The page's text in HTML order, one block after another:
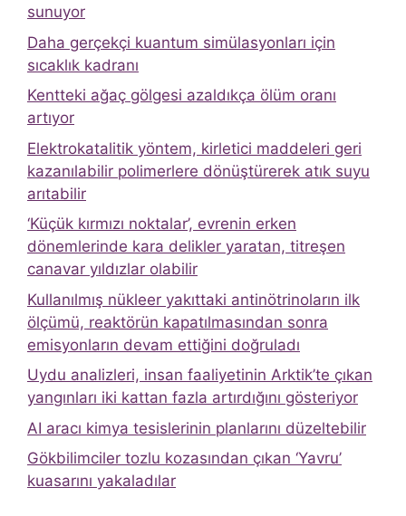
sunuyor
Daha gerçekçi kuantum simülasyonları için
sıcaklık kadranı
Kentteki ağaç gölgesi azaldıkça ölüm oranı
artıyor
Elektrokatalitik yöntem, kirletici maddeleri geri
kazanılabilir polimerlere dönüştürerek atık suyu
arıtabilir
‘Küçük kırmızı noktalar’, evrenin erken
dönemlerinde kara delikler yaratan, titreşen
canavar yıldızlar olabilir
Kullanılmış nükleer yakıttaki antinötrinoların ilk
ölçümü, reaktörün kapatılmasından sonra
emisyonların devam ettiğini doğruladı
Uydu analizleri, insan faaliyetinin Arktik’te çıkan
yangınları iki kattan fazla artırdığını gösteriyor
AI aracı kimya tesislerinin planlarını düzeltebilir
Gökbilimciler tozlu kozasından çıkan ‘Yavru’
kuasarını yakaladılar